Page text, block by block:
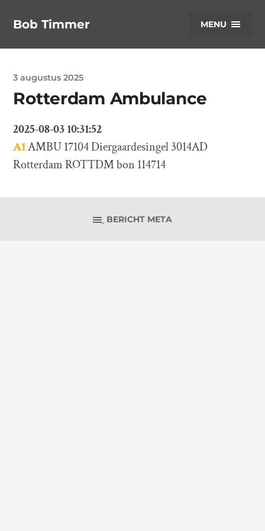
Bob Timmer MENU
3 augustus 2025
Rotterdam Ambulance
2025-08-03 10:31:52
A1AMBU 17104 Diergaardesingel 3014AD
Rotterdam ROTTDM bon 114714
BERICHT META